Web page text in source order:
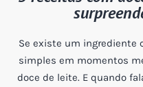
Se existe um ingrediente
simples em momentos
doce de leite. E quando